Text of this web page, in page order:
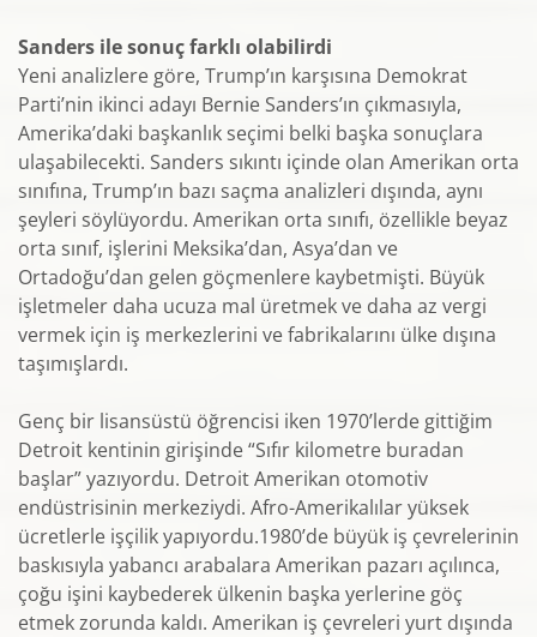
Sanders ile sonuç farklı olabilirdi
Yeni analizlere göre, Trump’ın karşısına Demokrat
Parti’nin ikinci adayı Bernie Sanders’ın çıkmasıyla,
Amerika’daki başkanlık seçimi belki başka sonuçlara
ulaşabilecekti. Sanders sıkıntı içinde olan Amerikan orta
sınıfına, Trump’ın bazı saçma analizleri dışında, aynı
şeyleri söylüyordu. Amerikan orta sınıfı, özellikle beyaz
orta sınıf, işlerini Meksika’dan, Asya’dan ve
Ortadoğu’dan gelen göçmenlere kaybetmişti. Büyük
işletmeler daha ucuza mal üretmek ve daha az vergi
vermek için iş merkezlerini ve fabrikalarını ülke dışına
taşımışlardı.
Genç bir lisansüstü öğrencisi iken 1970’lerde gittiğim
Detroit kentinin girişinde “Sıfır kilometre buradan
başlar” yazıyordu. Detroit Amerikan otomotiv
endüstrisinin merkeziydi. Afro-Amerikalılar yüksek
ücretlerle işçilik yapıyordu.1980’de büyük iş çevrelerinin
baskısıyla yabancı arabalara Amerikan pazarı açılınca,
çoğu işini kaybederek ülkenin başka yerlerine göç
etmek zorunda kaldı. Amerikan iş çevreleri yurt dışında